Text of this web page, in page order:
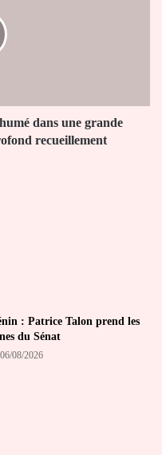
dans une grande
recueillement
: Patrice Talon prend les
du Sénat
06/08/2026